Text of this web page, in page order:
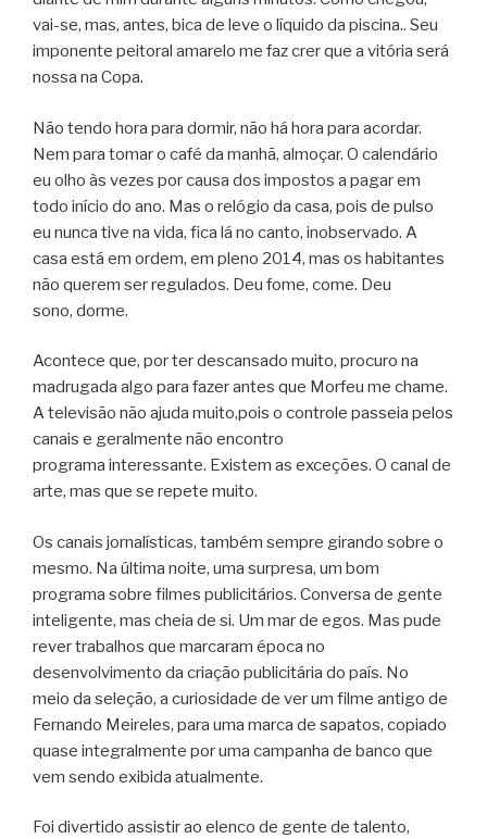
vai-se, mas, antes, bica de leve o líquido da piscina.. Seu
imponente peitoral amarelo me faz crer que a vitória será
nossa na Copa.
Não tendo hora para dormir, não há hora para acordar.
Nem para tomar o café da manhã, almoçar. O calendário
eu olho às vezes por causa dos impostos a pagar em
todo início do ano. Mas o relógio da casa, pois de pulso
eu nunca tive na vida, fica lá no canto, inobservado. A
casa está em ordem, em pleno 2014, mas os habitantes
não querem ser regulados. Deu fome, come. Deu
sono, dorme.
Acontece que, por ter descansado muito, procuro na
madrugada algo para fazer antes que Morfeu me chame.
A televisão não ajuda muito,pois o controle passeia pelos
canais e geralmente não encontro
programa interessante. Existem as exceções. O canal de
arte, mas que se repete muito.
Os canais jornalísticas, também sempre girando sobre o
mesmo. Na última noite, uma surpresa, um bom
programa sobre filmes publicitários. Conversa de gente
inteligente, mas cheia de si. Um mar de egos. Mas pude
rever trabalhos que marcaram época no
desenvolvimento da criação publicitária do país. No
meio da seleção, a curiosidade de ver um filme antigo de
Fernando Meireles, para uma marca de sapatos, copiado
quase integralmente por uma campanha de banco que
vem sendo exibida atualmente.
Foi divertido assistir ao elenco de gente de talento,